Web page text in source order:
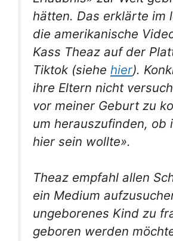
hätten. Das erklärte im
die amerikanische
Kass Theaz auf der
Tiktok (siehe hier).
ihre Eltern nicht
vor meiner Geburt zu
um herauszufinden, ob
hier sein wollte».
Theaz empfahl allen
ein Medium
ungeborenes Kind zu
geboren werden